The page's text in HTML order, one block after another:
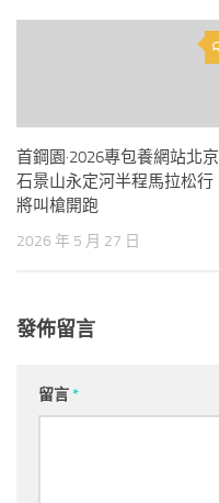
首鋼園·2026專包養網站北京
石景山永定河半程馬拉松行
將叫槍開跑
2026 年 5 月 27 日
發佈留言
留言*